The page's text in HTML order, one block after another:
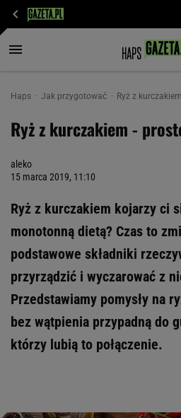
Haps Jak przygotować Ryż z
Ryż z kurczakiem -
aleko
15 marca 2019, 11:10
Ryż z kurczakiem kojarzy ci
monotonną dietą? Czas to
podstawowe składniki
przyrządzić i wyczarować z
Przedstawiamy pomysły na
bez wątpienia przypadną do
którzy lubią to połączenie.